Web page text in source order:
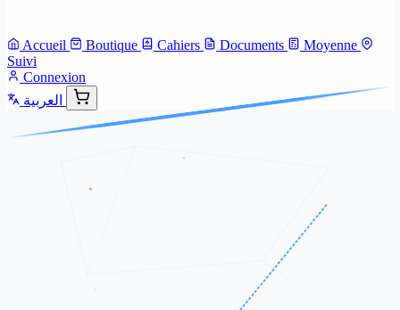
Accueil Boutique Cahiers Documents
Moyenne
Suivi
Connexion
العربية